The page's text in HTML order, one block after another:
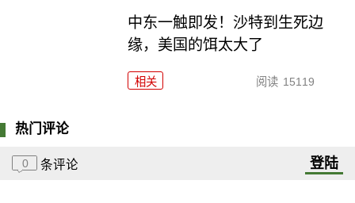
中东一触即发！沙特到生死边
缘，美国的饵太大了
相关 阅读 15119
热门评论
0 条评论 登陆